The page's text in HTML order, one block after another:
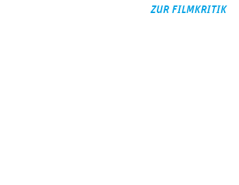
ZUR FILMKRITIK